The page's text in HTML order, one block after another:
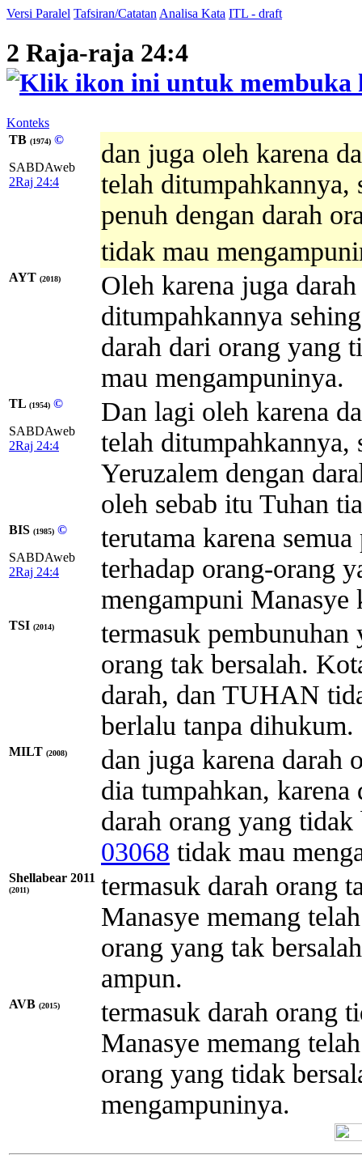
Versi Paralel Tafsiran/Catatan Analisa Kata ITL - draft
2 Raja-raja 24:4
Konteks
TB (1974) ©
SABDAweb
2Raj 24:4
dan juga oleh karena
telah ditumpahkannya,
penuh dengan darah
tidak mau
AYT (2018)
Oleh karena juga
ditumpahkannya
darah dari orang yang
mau mengampuninya.
TL (1954) ©
SABDAweb
2Raj 24:4
Dan lagi oleh karena
telah ditumpahkannya,
Yeruzalem dengan
oleh sebab itu Tuhan
BIS (1985) ©
SABDAweb
2Raj 24:4
terutama karena
terhadap orang-orang
mengampuni Manasye
TSI (2014)
termasuk
orang tak bersalah.
darah, dan TUHAN
berlalu tanpa dihukum.
MILT (2008)
dan juga karena darah
dia tumpahkan, karena
darah orang yang
03068 tidak mau
Shellabear 2011
(2011)
termasuk darah orang
Manasye memang
orang yang tak
ampun.
AVB (2015)
termasuk darah orang
Manasye memang
orang yang tidak
mengampuninya.